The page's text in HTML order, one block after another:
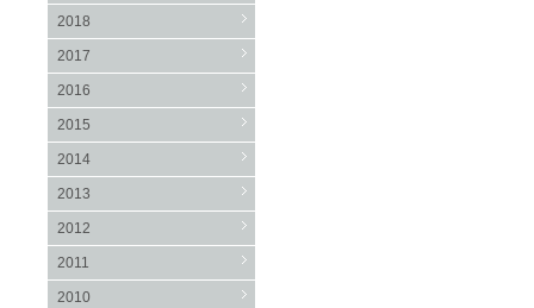
2018
2017
2016
2015
2014
2013
2012
2011
2010